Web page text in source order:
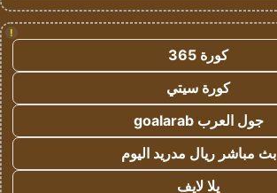
!
كورة 365
كورة سيتي
جول العرب goalarab
بث مباشر ريال مدريد اليوم
يلا لايف